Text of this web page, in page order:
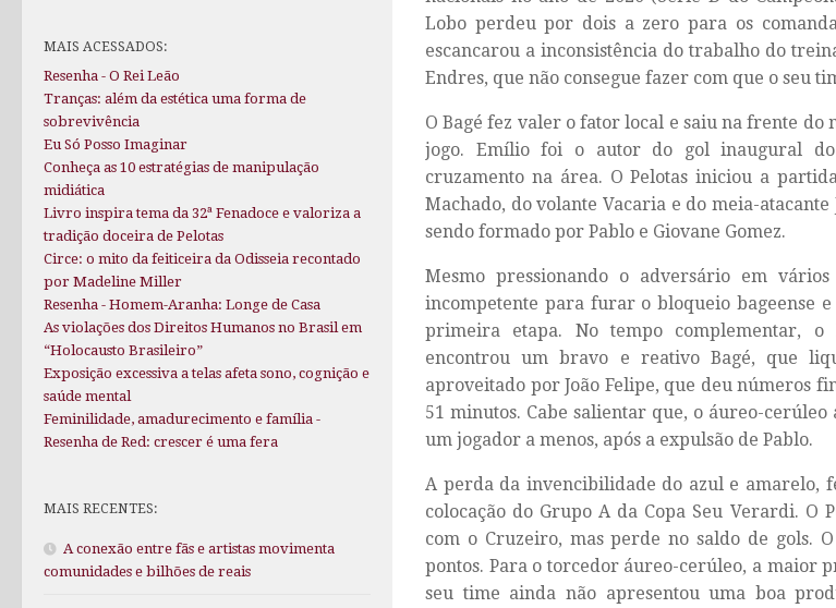
Lobo perdeu por dois a zero para os
escancarou a inconsistência do trabalho do
Endres, que não consegue fazer com que o seu
O Bagé fez valer o fator local e saiu na frente do
jogo. Emílio foi o autor do gol inaugural do
cruzamento na área. O Pelotas iniciou a
Machado, do volante Vacaria e do meia-atacante
sendo formado por Pablo e Giovane Gomez.
Mesmo pressionando o adversário em
incompetente para furar o bloqueio bageense
primeira etapa. No tempo complementar, o
encontrou um bravo e reativo Bagé, que
aproveitado por João Felipe, que deu números
51 minutos. Cabe salientar que, o áureo-
um jogador a menos, após a expulsão de Pablo.
A perda da invencibilidade do azul e amarelo,
colocação do Grupo A da Copa Seu Verardi. O
com o Cruzeiro, mas perde no saldo de gols.
pontos. Para o torcedor áureo-cerúleo, a maior
seu time ainda não apresentou uma boa
MAIS ACESSADOS:
Resenha - O Rei Leão
Tranças: além da estética uma forma de
sobrevivência
Eu Só Posso Imaginar
Conheça as 10 estratégias de manipulação
midiática
Livro inspira tema da 32ª Fenadoce e valoriza a
tradição doceira de Pelotas
Circe: o mito da feiticeira da Odisseia recontado
por Madeline Miller
Resenha - Homem-Aranha: Longe de Casa
As violações dos Direitos Humanos no Brasil em
“Holocausto Brasileiro”
Exposição excessiva a telas afeta sono, cognição e
saúde mental
Feminilidade, amadurecimento e família -
Resenha de Red: crescer é uma fera
MAIS RECENTES:
A conexão entre fãs e artistas movimenta
comunidades e bilhões de reais